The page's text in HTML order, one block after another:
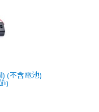
(不含電池)
)